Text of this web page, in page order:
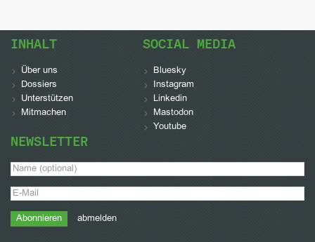
INHALT
Über uns
Dossiers
Unterstützen
Mitmachen
SOCIAL MEDIA
Bluesky
Instagram
Linkedin
Mastodon
Youtube
NEWSLETTER
abmelden